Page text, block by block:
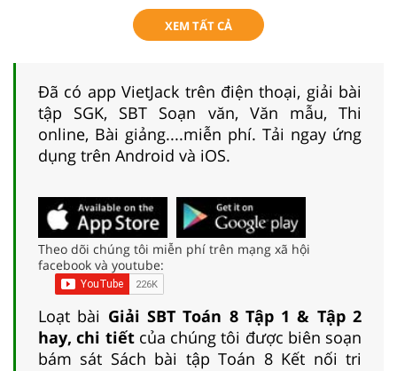
XEM TẤT CẢ
Đã có app VietJack trên điện thoại, giải bài
tập SGK, SBT Soạn văn, Văn mẫu, Thi
online, Bài giảng....miễn phí. Tải ngay ứng
dụng trên Android và iOS.
Theo dõi chúng tôi miễn phí trên mạng xã hội
facebook và youtube:
Loạt bài Giải SBT Toán 8 Tập 1 & Tập 2
hay, chi tiếtcủa chúng tôi được biên soạn
bám sát Sách bài tập Toán 8 Kết nối tri